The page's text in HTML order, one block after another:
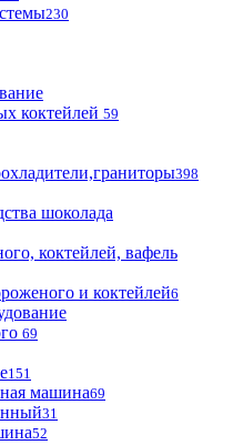
230
коктейлей 59
398
шоколада
коктейлей, вафель
и коктейлей6
69
151
машина69
31
52